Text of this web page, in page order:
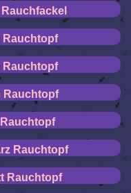
Rauchtopf
Rauchtopf
Rauchtopf
Rauchtopf
Rauchtopf
Rauchtopf